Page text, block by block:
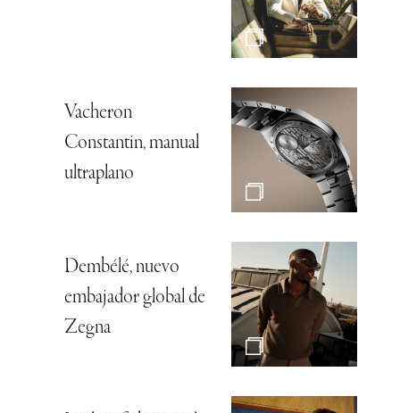
Vacheron
Constantin, manual
ultraplano
Dembélé, nuevo
embajador global de
Zegna